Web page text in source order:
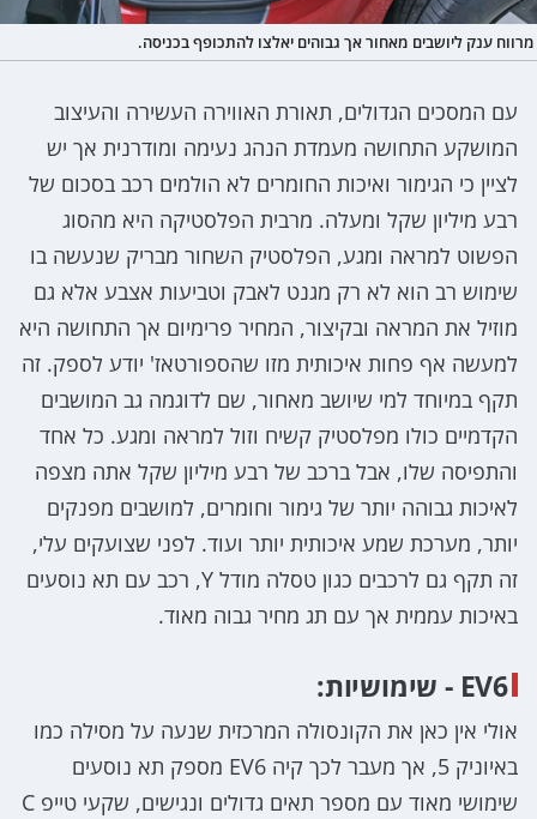
מרווח ענק ליושבים מאחור אך גבוהים יאלצו להתכופף בכניסה.
עם המסכים הגדולים, תאורת האווירה העשירה והעיצוב
המושקע התחושה מעמדת הנהג נעימה ומודרנית אך יש
לציין כי הגימור ואיכות החומרים לא הולמים רכב בסכום של
רבע מיליון שקל ומעלה. מרבית הפלסטיקה היא מהסוג
הפשוט למראה ומגע, הפלסטיק השחור מבריק שנעשה בו
שימוש רב הוא לא רק מגנט לאבק וטביעות אצבע אלא גם
מוזיל את המראה ובקיצור, המחיר פרימיום אך התחושה היא
למעשה אף פחות איכותית מזו שהספורטאז' יודע לספק. זה
תקף במיוחד למי שיושב מאחור, שם לדוגמה גב המושבים
הקדמיים כולו מפלסטיק קשיח וזול למראה ומגע. כל אחד
והתפיסה שלו, אבל ברכב של רבע מיליון שקל אתה מצפה
לאיכות גבוהה יותר של גימור וחומרים, למושבים מפנקים
יותר, מערכת שמע איכותית יותר ועוד. לפני שצועקים עלי,
זה תקף גם לרכבים כגון טסלה מודל Y, רכב עם תא נוסעים
באיכות עממית אך עם תג מחיר גבוה מאוד.
EV6 - שימושיות:
אולי אין כאן את הקונסולה המרכזית שנעה על מסילה כמו
באיוניק 5, אך מעבר לכך קיה EV6 מספק תא נוסעים
שימושי מאוד עם מספר תאים גדולים ונגישים, שקעי טייפ C